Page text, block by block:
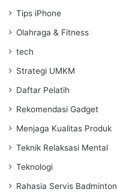
Tips iPhone
Olahraga & Fitness
tech
Strategi UMKM
Daftar Pelatih
Rekomendasi Gadget
Menjaga Kualitas Produk
Teknik Relaksasi Mental
Teknologi
Rahasia Servis Badminton